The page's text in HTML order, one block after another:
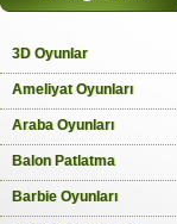
3D Oyunlar
Ameliyat Oyunları
Araba Oyunları
Balon Patlatma
Barbie Oyunları